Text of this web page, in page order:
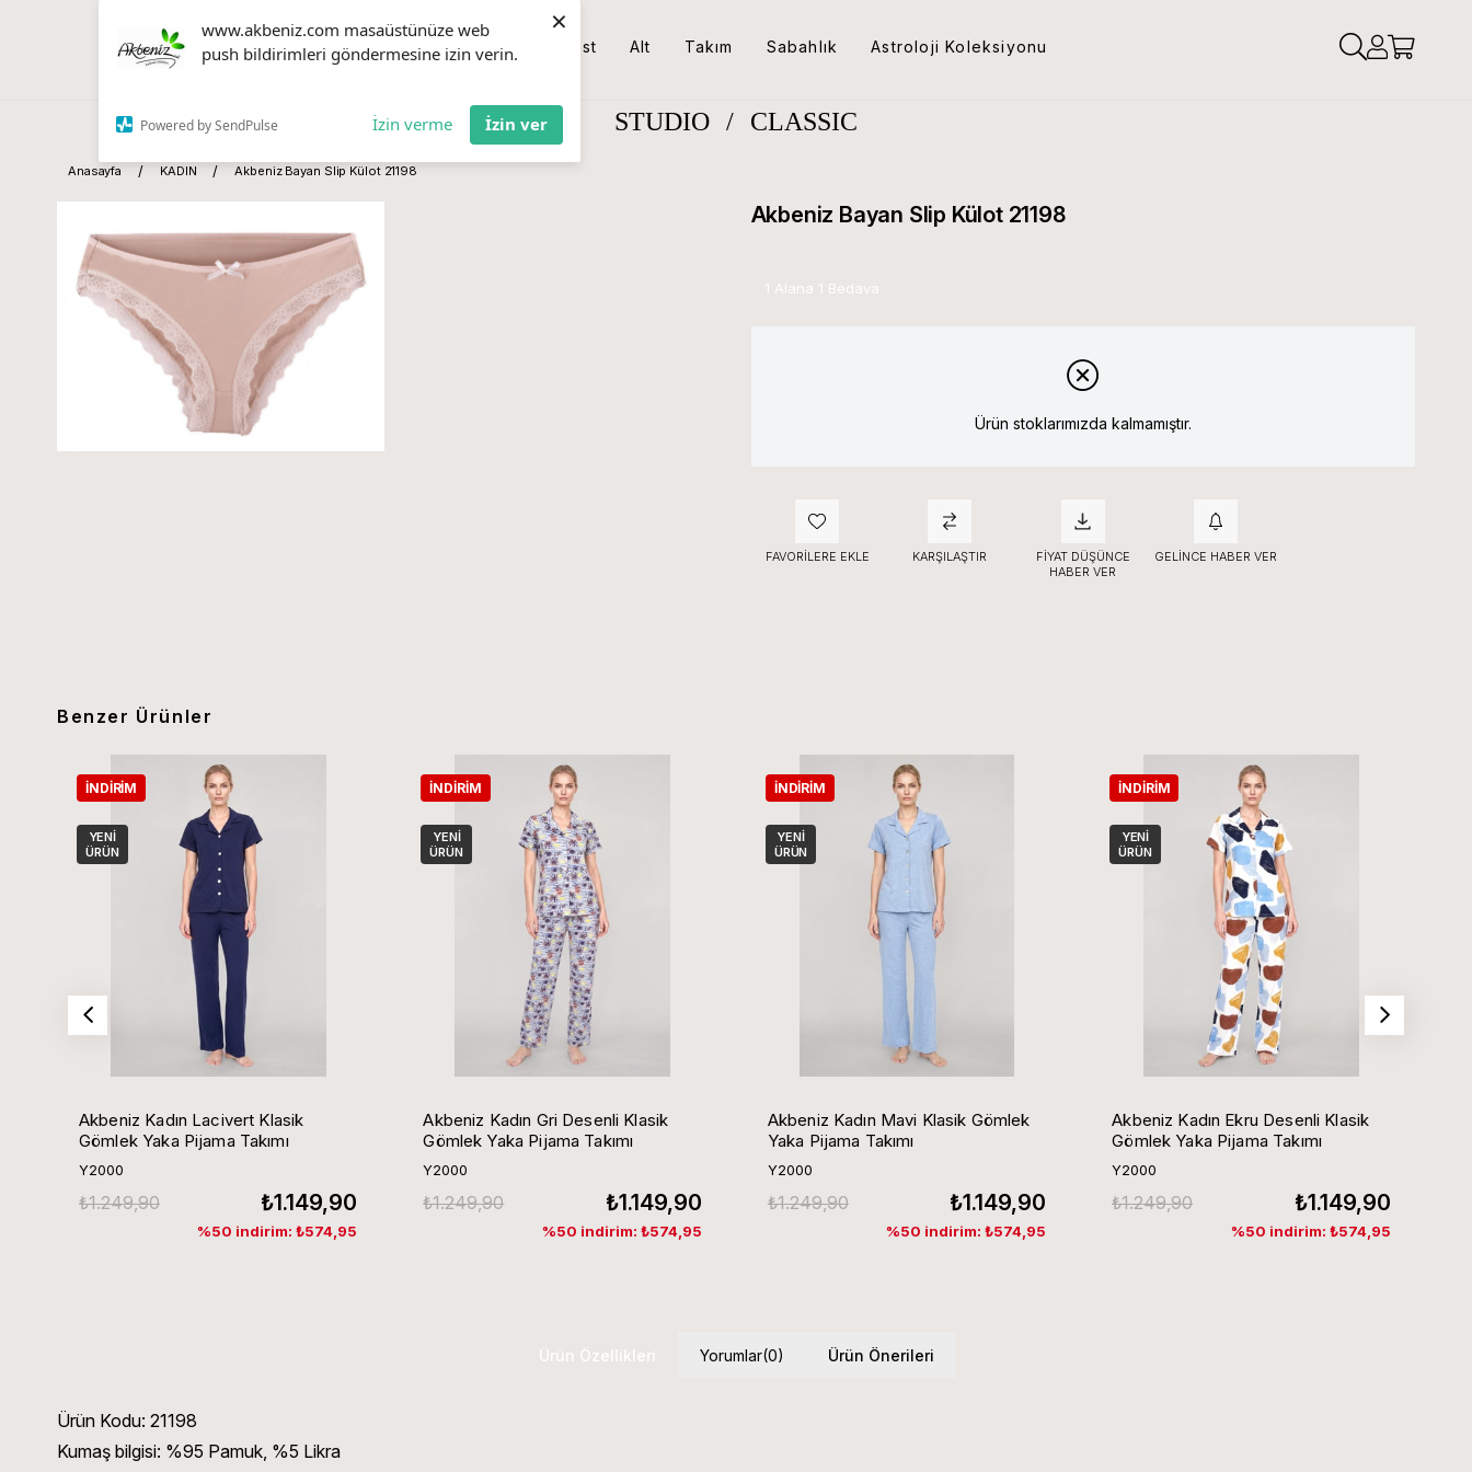
www.akbeniz.com masaüstünüze web
push bildirimleri göndermesine izin verin.
Powered by SendPulse İzin verme İzin ver
×
Üst Alt Takım Sabahlık Astroloji Koleksiyonu
STUDIO / CLASSIC
Anasayfa KADIN Akbeniz Bayan Slip Külot 21198
Akbeniz Bayan Slip Külot 21198
1 Alana 1 Bedava
Ürün stoklarımızda kalmamıştır.
FAVORILERE EKLE KARŞILAŞTIR
FIYAT DÜŞÜNCE
HABER VER
GELINCE HABER VER
Benzer Ürünler
Akbeniz Kadın Lacivert Klasik
Gömlek Yaka Pijama Takımı
Y2000
₺1.149,90
₺1.249,90
%50 indirim: ₺574,95
İNDIRIM
YENI
ÜRÜN
Akbeniz Kadın Gri Desenli Klasik
Gömlek Yaka Pijama Takımı
Y2000
₺1.149,90
₺1.249,90
%50 indirim: ₺574,95
İNDIRIM
YENI
ÜRÜN
Akbeniz Kadın Mavi Klasik Gömlek
Yaka Pijama Takımı
Y2000
₺1.149,90
₺1.249,90
%50 indirim: ₺574,95
İNDIRIM
YENI
ÜRÜN
Akbeniz Kadın Ekru Desenli Klasik
Gömlek Yaka Pijama Takımı
Y2000
₺1.149,90
₺1.249,90
%50 indirim: ₺574,95
İNDIRIM
YENI
ÜRÜN
Ürün Özellikleri Yorumlar(0) Ürün Önerileri
Ürün Kodu: 21198
Kumaş bilgisi: %95 Pamuk, %5 Likra